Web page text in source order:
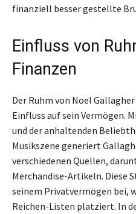
finanziell besser gestellte
Einfluss von
Finanzen
Der Ruhm von Noel
Einfluss auf sein Vermögen.
und der anhaltenden
Musikszene generiert
verschiedenen Quellen,
Merchandise-Artikeln. Diese
seinem Privatvermögen bei,
Reichen-Listen platziert. In